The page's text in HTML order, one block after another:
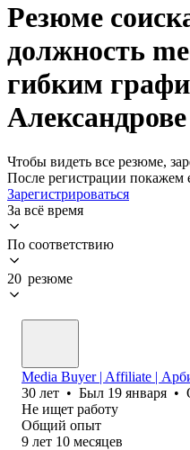
Резюме
должность
гибким
Александрове
Чтобы видеть все резюме,
После регистрации покажем
Зарегистрироваться
За всё время
По соответствию
20 резюме
Media Buyer | Affiliate |
30 лет • Был 19 января •
Не ищет работу
Общий опыт
9 лет 10 месяцев